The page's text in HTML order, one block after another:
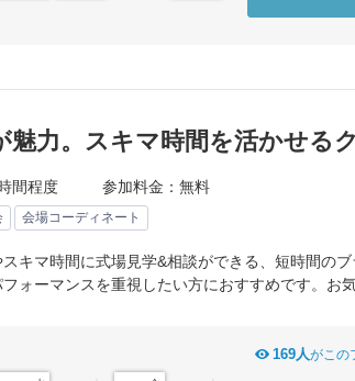
魅力。スキマ時間を活かせる
間程度 参加料金：無料
会場コーディネート
キマ時間に式場見学&相談ができる、短時間の
ォーマンスを重視したい方におすすめです。お
169人がこの